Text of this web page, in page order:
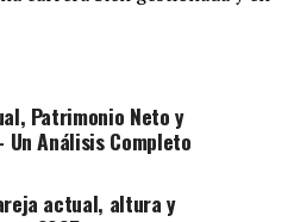
Patrimonio Neto y
Análisis Completo
actual, altura y